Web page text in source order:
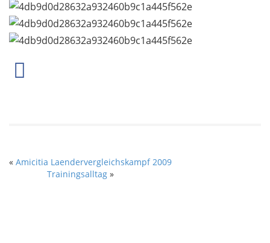
« Amicitia Laendervergleichskampf 2009
Trainingsalltag»